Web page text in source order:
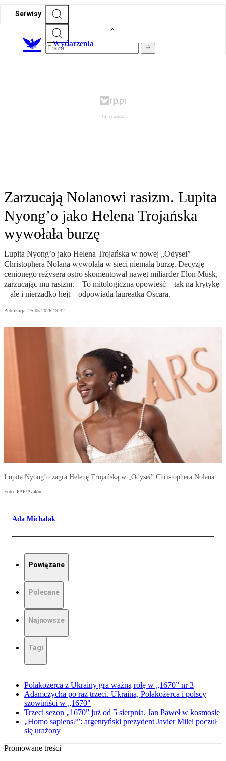
Serwisy
Wydarzenia
Zarzucają Nolanowi rasizm. Lupita
Nyong’o jako Helena Trojańska
wywołała burzę
Lupita Nyong’o jako Helena Trojańska w nowej „Odysei”
Christophera Nolana wywołała w sieci niemałą burzę. Decyzję
cenionego reżysera ostro skomentował nawet miliarder Elon Musk,
zarzucając mu rasizm. – To mitologiczna opowieść – tak na krytykę
– ale i nierzadko hejt – odpowiada laureatka Oscara.
Publikacja: 25.05.2026 19:32
Lupita Nyong’o zagra Helenę Trojańską w „Odysei” Christophera Nolana
Foto: PAP/Avalon
Ada Michalak
Powiązane
Polecane
Najnowsze
Tagi
Polakożerca z Ukrainy gra ważną rolę w „1670” nr 3
Adamczycha po raz trzeci. Ukraina, Polakożerca i polscy
szowiniści w „1670"
Trzeci sezon „1670” już od 5 sierpnia. Jan Paweł w kosmosie
„Homo sapiens?”: argentyński prezydent Javier Milei poczuł
się urażony
Promowane treści